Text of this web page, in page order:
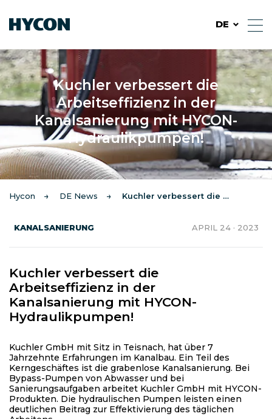
DE
Kuchler verbessert die
Arbeitseffizienz in der
Kanalsanierung mit HYCON-
Hydraulikpumpen!
Hycon DE News Kuchler verbessert die Arbeitseffizienz in der...
KANALSANIERUNG APRIL 24 · 2023
Kuchler verbessert die
Arbeitseffizienz in der
Kanalsanierung mit HYCON-
Hydraulikpumpen!
Kuchler GmbH mit Sitz in Teisnach, hat über 7
Jahrzehnte Erfahrungen im Kanalbau. Ein Teil des
Kerngeschäftes ist die grabenlose Kanalsanierung. Bei
Bypass-Pumpen von Abwasser und bei
Sanierungsaufgaben arbeitet Kuchler GmbH mit HYCON-
Produkten. Die hydraulischen Pumpen leisten einen
deutlichen Beitrag zur Effektivierung des täglichen